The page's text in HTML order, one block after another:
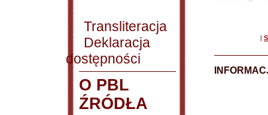
Transliteracja
Deklaracja
dostępności
O PBL
ŹRÓDŁA
|